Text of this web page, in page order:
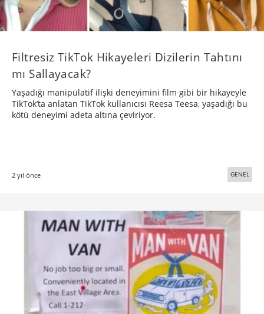
Filtresiz TikTok Hikayeleri Dizilerin Tahtını
mı Sallayacak?
Yaşadığı manipülatif ilişki deneyimini film gibi bir hikayeyle
TikTok’ta anlatan TikTok kullanıcısı Reesa Teesa, yaşadığı bu
kötü deneyimi adeta altına çeviriyor.
2 yıl önce GENEL